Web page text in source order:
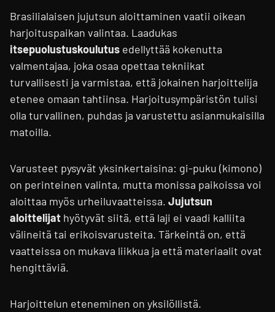
Brasilialaisen jujutsun aloittaminen vaatii oikean
harjoituspaikan valintaa. Laadukas
itsepuolustuskoulutus edellyttää kokenutta
valmentajaa, joka osaa opettaa tekniikat
turvallisesti ja varmistaa, että jokainen harjoittelija
etenee omaan tahtiinsa. Harjoitusympäristön tulisi
olla turvallinen, puhdas ja varustettu asianmukaisilla
matoilla.
Varusteet pysyvät yksinkertaisina: gi-puku (kimono)
on perinteinen valinta, mutta monissa paikoissa voi
aloittaa myös urheiluvaatteissa. Jujutsun
aloittelijat hyötyvät siitä, että laji ei vaadi kalliita
välineitä tai erikoisvarusteita. Tärkeintä on, että
vaatteissa on mukava liikkua ja että materiaalit ovat
hengittäviä.
Harjoittelun eteneminen on yksilöllistä.